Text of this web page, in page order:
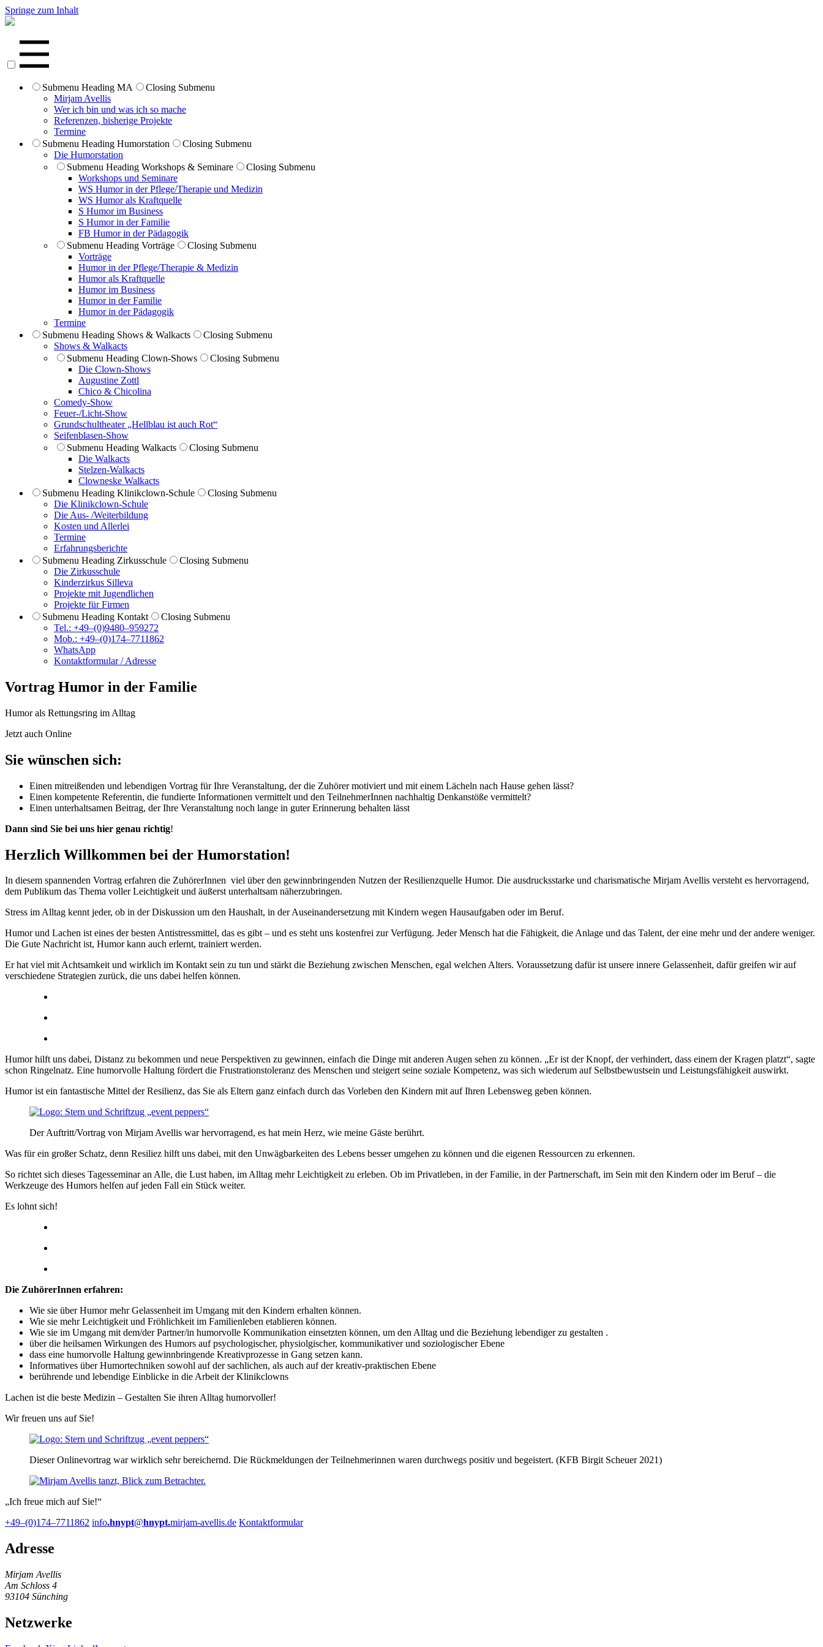
Springe zum Inhalt
Submenu Heading MA
Closing Submenu
Mirjam Avellis
Wer ich bin und was ich so mache
Referenzen, bisherige Projekte
Termine
Submenu Heading Humorstation
Closing Submenu
Die Humorstation
Submenu Heading Workshops & Seminare
Closing Submenu
Workshops und Seminare
WS Humor in der Pflege/Therapie und Medizin
WS Humor als Kraftquelle
S Humor im Business
S Humor in der Familie
FB Humor in der Pädagogik
Submenu Heading Vorträge
Closing Submenu
Vorträge
Humor in der Pflege/Therapie & Medizin
Humor als Kraftquelle
Humor im Business
Humor in der Familie
Humor in der Pädagogik
Termine
Submenu Heading Shows & Walkacts
Closing Submenu
Shows & Walkacts
Submenu Heading Clown-Shows
Closing Submenu
Die Clown-Shows
Augustine Zottl
Chico & Chicolina
Comedy-Show
Feuer-/Licht-Show
Grundschultheater „Hellblau ist auch Rot“
Seifenblasen-Show
Submenu Heading Walkacts
Closing Submenu
Die Walkacts
Stelzen-Walkacts
Clowneske Walkacts
Submenu Heading Klinikclown-Schule
Closing Submenu
Die Klinik­clown-Schule
Die Aus- /Weiterbildung
Kosten und Allerlei
Termine
Erfahrungsberichte
Submenu Heading Zirkusschule
Closing Submenu
Die Zirkusschule
Kinderzirkus Silleva
Projekte mit Jugendlichen
Projekte für Firmen
Submenu Heading Kontakt
Closing Submenu
Tel.: +49–(0)9480–959272
Mob.: +49–(0)174–7711862
WhatsApp
Kontaktformular / Adresse
Vortrag Humor in der Familie
Humor als Rettungsring im Alltag
Jetzt auch Online
Sie wünschen sich:
Einen mitreißenden und lebendigen Vortrag für Ihre Veranstaltung, der die Zuhörer motiviert und mit einem Lächeln nach Hause gehen lässt?
Einen kompetente Referentin, die fundierte Informationen vermittelt und den TeilnehmerInnen nachhaltig Denkanstöße vermittelt?
Einen unterhaltsamen Beitrag, der Ihre Veranstaltung noch lange in guter Erinnerung behalten lässt
Dann sind Sie bei uns hier genau richtig!
Herzlich Willkommen bei der Humorstation!
In diesem spannenden Vortrag erfahren die ZuhörerInnen viel über den gewinnbringenden Nutzen der Resilienzquelle Humor. Die ausdrucksstarke und charismatische Mirjam Avellis versteht es hervorragend,
dem Publikum das Thema voller Leichtigkeit und äußerst unterhaltsam näherzubringen.
Stress im Alltag kennt jeder, ob in der Diskussion um den Haushalt, in der Auseinandersetzung mit Kindern wegen Hausaufgaben oder im Beruf.
Humor und Lachen ist eines der bestenAntistressmittel, das es gibt – und es steht uns kostenfrei zur Verfügung. Jeder Mensch hat die Fähigkeit, die Anlage und das Talent, der eine mehr und der andere weniger.
Die Gute Nachricht ist, Humor kann auch erlernt, trainiert werden.
Er hat viel mit Achtsamkeit und wirklich im Kontakt sein zu tun und stärkt die Beziehung zwischen Menschen, egal welchen Alters. Voraussetzung dafür ist unsere innere Gelassenheit, dafür greifen wir auf
verschiedene Strategien zurück, die uns dabei helfen können.
Humor hilft uns dabei, Distanz zu bekommen und neue Perspektiven zu gewinnen, einfach die Dinge mit anderen Augen sehen zu können. „Er ist der Knopf, der verhindert, dass einem der Kragen platzt“, sagte
schon Ringelnatz. Eine humorvolle Haltung fördert die Frustrationstoleranz des Menschen und steigert seine soziale Kompetenz, was sich wiederum auf Selbstbewustsein und Leistungsfähigkeit auswirkt.
Humor ist ein fantastische Mittel der Resilienz, das Sie als Eltern ganz einfach durch das Vorleben den Kindern mit auf Ihren Lebensweg geben können.
Der Auftritt/Vortrag von Mirjam Avellis war hervorragend, es hat mein Herz, wie meine Gäste berührt.
Was für ein großer Schatz, denn Resiliez hilft uns dabei, mit den Unwägbarkeiten des Lebens besser umgehen zu können und die eigenen Ressourcen zu erkennen.
So richtet sich dieses Tagesseminar an Alle, die Lust haben, im Alltag mehr Leichtigkeit zu erleben. Ob im Privatleben, in der Familie, in der Partnerschaft, im Sein mit den Kindern oder im Beruf – die
Werkzeuge des Humors helfen auf jeden Fall ein Stück weiter.
Es lohnt sich!
Die ZuhörerInnen erfahren:
Wie sie über Humor mehr Gelassenheit im Umgang mit den Kindern erhalten können.
Wie sie mehr Leichtigkeit und Fröhlichkeit im Familienleben etablieren können.
Wie sie im Umgang mit dem/der Partner/in humorvolle Kommunikation einsetzten können, um den Alltag und die Beziehung lebendiger zu gestalten .
über die heilsamen Wirkungen des Humors auf psychologischer, physiolgischer, kommunikativer und soziologischer Ebene
dass eine humorvolle Haltung gewinnbringende Kreativprozesse in Gang setzen kann.
Informatives über Humortechniken sowohl auf der sachlichen, als auch auf der kreativ-praktischen Ebene
berührende und lebendige Einblicke in die Arbeit der Klinikclowns
Lachen ist die beste Medizin – Gestalten Sie ihren Alltag humorvoller!
Wir freuen uns auf Sie!
Dieser Onlinevortrag war wirklich sehr bereichernd. Die Rückmeldungen der Teilnehmerinnen waren durchwegs positiv und begeistert. (KFB Birgit Scheuer 2021)
Ich freue mich auf Sie!
+49–(0)174–7711862 info.hnypt@hnypt.mirjam-avellis.de Kontaktformular
Adresse
Mirjam Avellis
Am Schloss 4
93104 Sünching
Netzwerke